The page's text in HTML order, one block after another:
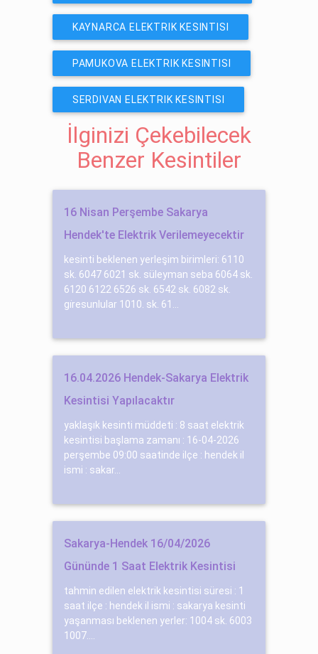
KAYNARCA ELEKTRIK KESINTISI
PAMUKOVA ELEKTRIK KESINTISI
SERDIVAN ELEKTRIK KESINTISI
İlginizi Çekebilecek
Benzer Kesintiler
16 Nisan Perşembe Sakarya
Hendek'te Elektrik Verilemeyecektir
kesinti beklenen yerleşim birimleri: 6110
sk. 6047 6021 sk. süleyman seba 6064 sk.
6120 6122 6526 sk. 6542 sk. 6082 sk.
gi̇resunlular 1010. sk. 61...
16.04.2026 Hendek-Sakarya Elektrik
Kesintisi Yapılacaktır
yaklaşık kesinti müddeti : 8 saat elektrik
kesintisi başlama zamanı : 16-04-2026
perşembe 09:00 saatinde ilçe : hendek il
ismi : sakar...
Sakarya-Hendek 16/04/2026
Gününde 1 Saat Elektrik Kesintisi
tahmin edilen elektrik kesintisi süresi : 1
saat ilçe : hendek il ismi : sakarya kesinti
yaşanması beklenen yerler: 1004 sk. 6003
1007....